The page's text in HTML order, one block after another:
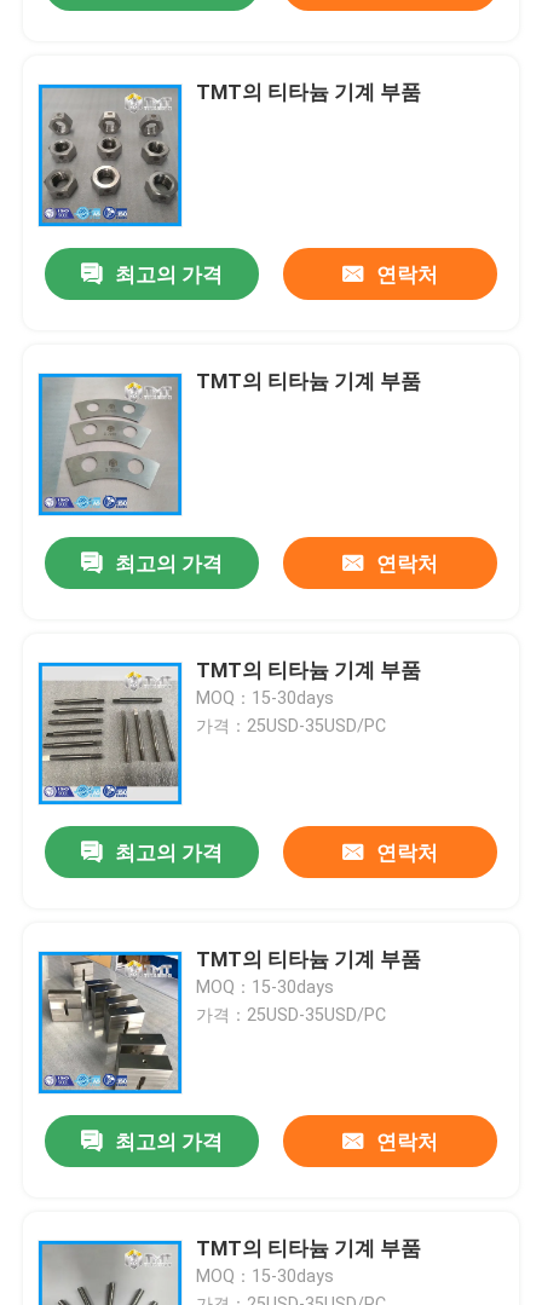
제품 소개
동영상
회사 소개
품질 관리
연락처
견적 요청
티타늄 시트/플레이트
TMT의 티타늄 기계 부품
최고의 가격 연락처
TMT의 티타늄 기계 부품
최고의 가격 연락처
TMT의 티타늄 기계 부품
MOQ：15-30days
가격：25USD-35USD/PC
최고의 가격 연락처
TMT의 티타늄 기계 부품
MOQ：15-30days
가격：25USD-35USD/PC
최고의 가격 연락처
TMT의 티타늄 기계 부품
MOQ：15-30days